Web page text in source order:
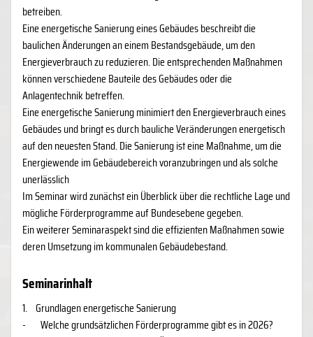
betreiben.
Eine energetische Sanierung eines Gebäudes beschreibt die
baulichen Änderungen an einem Bestandsgebäude, um den
Energieverbrauch zu reduzieren. Die entsprechenden Maßnahmen
können verschiedene Bauteile des Gebäudes oder die
Anlagentechnik betreffen.
Eine energetische Sanierung minimiert den Energieverbrauch eines
Gebäudes und bringt es durch bauliche Veränderungen energetisch
auf den neuesten Stand. Die Sanierung ist eine Maßnahme, um die
Energiewende im Gebäudebereich voranzubringen und als solche
unerlässlich
Im Seminar wird zunächst ein Überblick über die rechtliche Lage und
mögliche Förderprogramme auf Bundesebene gegeben.
Ein weiterer Seminaraspekt sind die effizienten Maßnahmen sowie
deren Umsetzung im kommunalen Gebäudebestand.
Seminarinhalt
1. Grundlagen energetische Sanierung
- Welche grundsätzlichen Förderprogramme gibt es in 2026?